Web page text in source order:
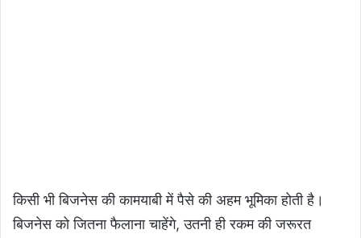
किसी भी बिजनेस की कामयाबी में पैसे की अहम भूमिका होती है।
बिजनेस को जितना फैलाना चाहेंगे, उतनी ही रकम की जरूरत